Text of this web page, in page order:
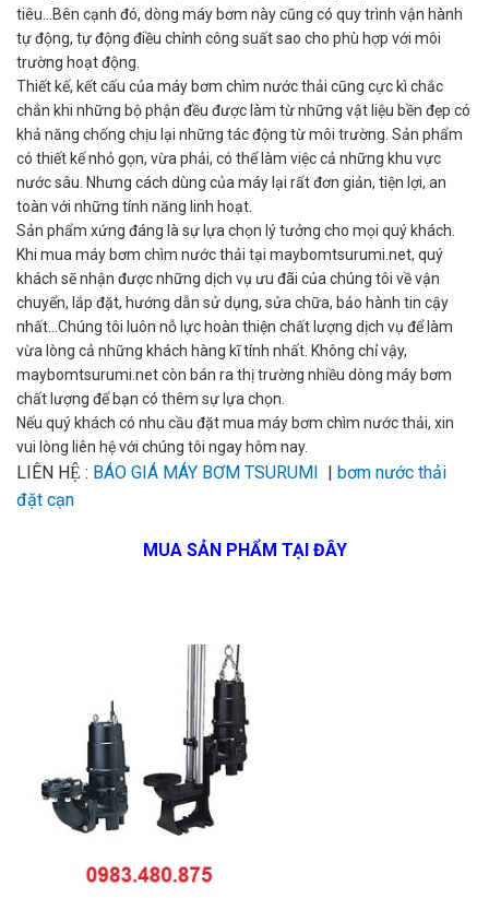
tiêu…Bên cạnh đó, dòng máy bơm này cũng có quy trình vận hành
tự động, tự động điều chỉnh công suất sao cho phù hợp với môi
trường hoạt động.
Thiết kế, kết cấu của máy bơm chìm nước thải cũng cực kì chắc
chắn khi những bộ phận đều được làm từ những vật liệu bền đẹp có
khả năng chống chịu lại những tác động từ môi trường. Sản phẩm
có thiết kế nhỏ gọn, vừa phải, có thể làm việc cả những khu vực
nước sâu. Nhưng cách dùng của máy lại rất đơn giản, tiện lợi, an
toàn với những tính năng linh hoạt.
Sản phẩm xứng đáng là sự lựa chọn lý tưởng cho mọi quý khách.
Khi mua máy bơm chìm nước thải tại maybomtsurumi.net, quý
khách sẽ nhận được những dịch vụ ưu đãi của chúng tôi về vận
chuyển, lắp đặt, hướng dẫn sử dụng, sửa chữa, bảo hành tin cậy
nhất…Chúng tôi luôn nỗ lực hoàn thiện chất lượng dịch vụ để làm
vừa lòng cả những khách hàng kĩ tính nhất. Không chỉ vậy,
maybomtsurumi.net còn bán ra thị trường nhiều dòng máy bơm
chất lượng để bạn có thêm sự lựa chọn.
Nếu quý khách có nhu cầu đặt mua máy bơm chìm nước thải, xin
vui lòng liên hệ với chúng tôi ngay hôm nay.
LIÊN HỆ : BÁO GIÁ MÁY BƠM TSURUMI | bơm nước thải
đặt cạn
MUA SẢN PHẨM TẠI ĐÂY